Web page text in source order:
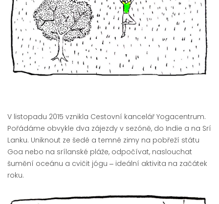
V listopadu 2015 vznikla Cestovní kancelář Yogacentrum.
Pořádáme obvykle dva zájezdy v sezóně, do Indie a na Srí
Lanku. Uniknout ze šedé a temné zimy na pobřeží státu
Goa nebo na srílanské pláže, odpočívat, naslouchat
šumění oceánu a cvičit jógu ‒ ideální aktivita na začátek
roku.